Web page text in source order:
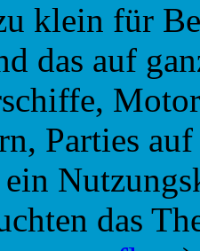
klein für
das auf
Parties
das